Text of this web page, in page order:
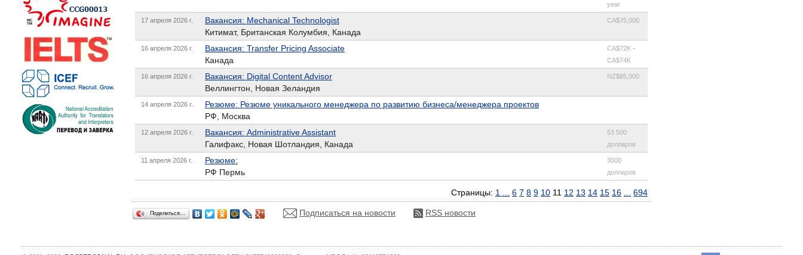
year
17 апреля 2026 г.
Вакансия: Mechanical Technologist
Китимат, Британская Колумбия, Канада
CA$75,000
16 апреля 2026 г.
Вакансия: Transfer Pricing Associate
Канада
CA$72K -
CA$74K
16 апреля 2026 г.
Вакансия: Digital Content Advisor
Веллингтон, Новая Зеландия
NZ$85,000
14 апреля 2026 г.
Резюме: Резюме уникального менеджера по развитию бизнеса/менеджера проектов
РФ, Москва
12 апреля 2026 г.
Вакансия: Administrative Assistant
Галифакс, Новая Шотландия, Канада
53 500
долларов
11 апреля 2026 г.
Резюме:
РФ Пермь
3000
долларов
Страницы: 1 6 7 8 9 10 11 12 13 14 15 16 694
Поделиться… Подписаться на новости RSS новости